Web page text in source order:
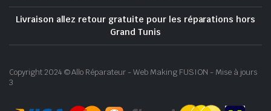
Livraison allez retour gratuite pour les réparations hors
Grand Tunis
Copyright 2024 © Allo Réparateur - Web Making FUSION - Mise à jours
3